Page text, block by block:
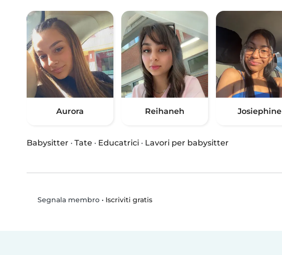
Aurora Reihaneh Josiephine
Babysitter · Tate · Educatrici · Lavori per babysitter
Segnala membro• Iscriviti gratis